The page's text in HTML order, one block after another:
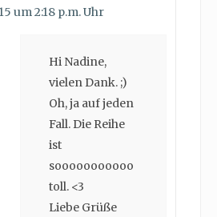
um 2:18 p.m. Uhr
Hi Nadine,
vielen Dank. ;)
Oh, ja auf jeden
Fall. Die Reihe
ist
sooooooooooo
toll. <3
Liebe Grüße